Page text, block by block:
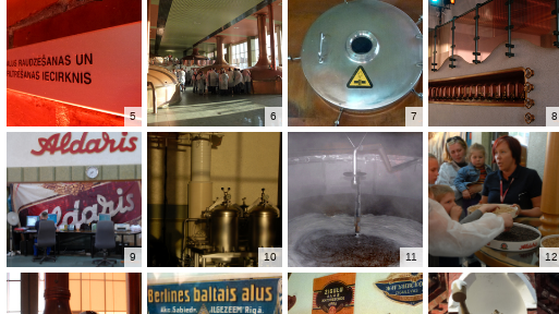
5 6 7 8
9 10 11 12